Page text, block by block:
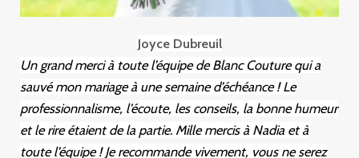
Joyce Dubreuil
Un grand merci à toute l’équipe de Blanc Couture qui a
sauvé mon mariage à une semaine d’échéance ! Le
professionnalisme, l’écoute, les conseils, la bonne humeur
et le rire étaient de la partie. Mille mercis à Nadia et à
toute l’équipe ! Je recommande vivement, vous ne serez